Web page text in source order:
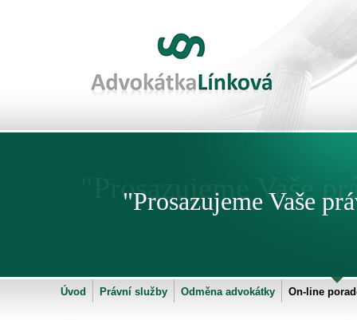
"Prosazujeme Vaše
"Prosazujeme Vaše
Úvod Právní služby Odměna advokátky On-line